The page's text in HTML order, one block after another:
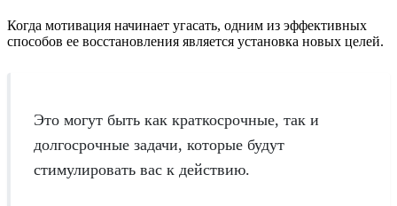
Когда мотивация начинает угасать, одним из эффективных
способов ее восстановления является установка новых целей.
Это могут быть как краткосрочные, так и
долгосрочные задачи, которые будут
стимулировать вас к действию.